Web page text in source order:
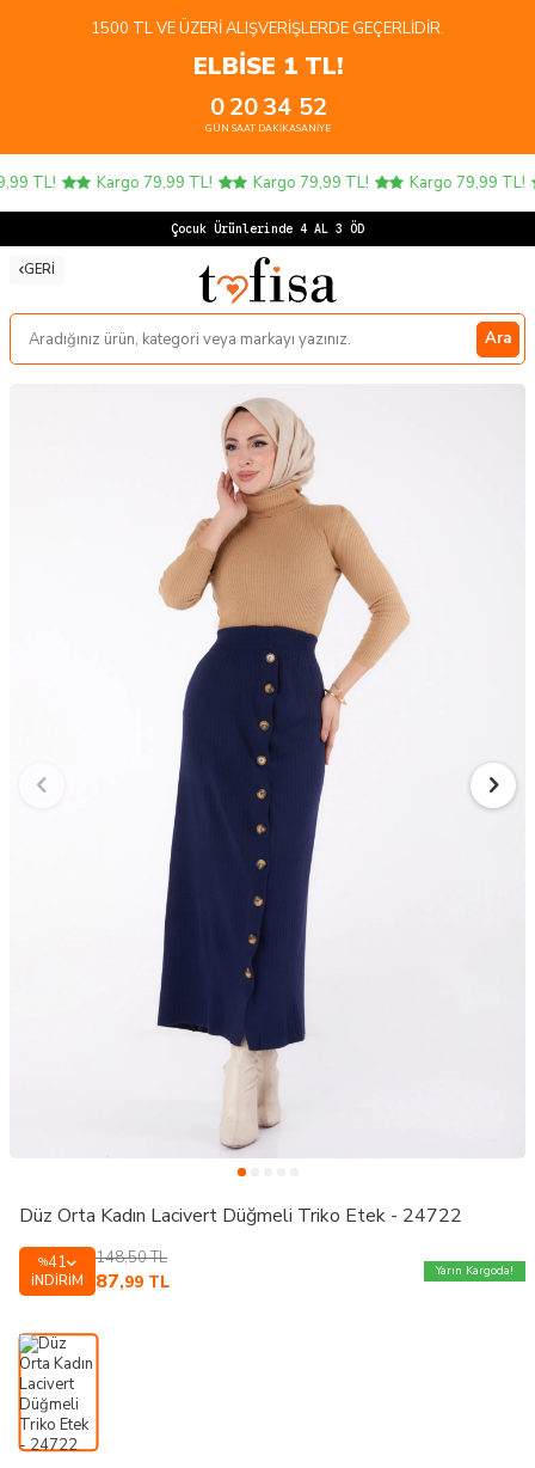
1500 TL VE ÜZERI ALIŞVERIŞLERDE GEÇERLIDIR.
ELBİSE 1 TL!
0
GÜN
20
SAAT
34
DAKIKA
52
SANIYE
TL! Kargo 79,99 TL! Kargo 79,99 TL! Kargo 79,99 TL!
Çocuk Ürünlerinde 4 AL 3 ÖDE!
GERI
Ara
Düz Orta Kadın Lacivert Düğmeli Triko Etek - 24722
%41
İNDIRIM
148,50TL
87,99 TL
Yarın Kargoda!